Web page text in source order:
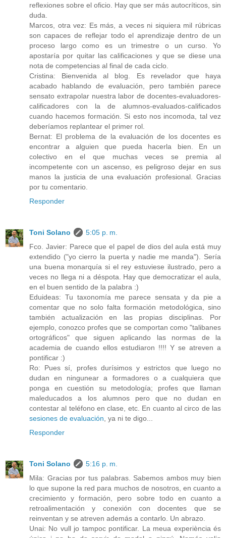
reflexiones sobre el oficio. Hay que ser más autocríticos, sin
duda.
Marcos, otra vez: Es más, a veces ni siquiera mil rúbricas
son capaces de reflejar todo el aprendizaje dentro de un
proceso largo como es un trimestre o un curso. Yo
apostaría por quitar las calificaciones y que se diese una
nota de competencias al final de cada ciclo.
Cristina: Bienvenida al blog. Es revelador que haya
acabado hablando de evaluación, pero también parece
sensato extrapolar nuestra labor de docentes-evaluadores-
calificadores con la de alumnos-evaluados-calificados
cuando hacemos formación. Si esto nos incomoda, tal vez
deberíamos replantear el primer rol.
Bernat: El problema de la evaluación de los docentes es
encontrar a alguien que pueda hacerla bien. En un
colectivo en el que muchas veces se premia al
incompetente con un ascenso, es peligroso dejar en sus
manos la justicia de una evaluación profesional. Gracias
por tu comentario.
Responder
Toni Solano
5:05 p. m.
Fco. Javier: Parece que el papel de dios del aula está muy
extendido ("yo cierro la puerta y nadie me manda"). Sería
una buena monarquía si el rey estuviese ilustrado, pero a
veces no llega ni a déspota. Hay que democratizar el aula,
en el buen sentido de la palabra :)
Eduideas: Tu taxonomía me parece sensata y da pie a
comentar que no solo falta formación metodológica, sino
también actualización en las propias disciplinas. Por
ejemplo, conozco profes que se comportan como "talibanes
ortográficos" que siguen aplicando las normas de la
academia de cuando ellos estudiaron !!!! Y se atreven a
pontificar :)
Ro: Pues sí, profes durísimos y estrictos que luego no
dudan en ningunear a formadores o a cualquiera que
ponga en cuestión su metodología; profes que llaman
maleducados a los alumnos pero que no dudan en
contestar al teléfono en clase, etc. En cuanto al circo de las
sesiones de evaluación , ya ni te digo...
Responder
Toni Solano
5:16 p. m.
Mila: Gracias por tus palabras. Sabemos ambos muy bien
lo que supone la red para muchos de nosotros, en cuanto a
crecimiento y formación, pero sobre todo en cuanto a
retroalimentación y conexión con docentes que se
reinventan y se atreven además a contarlo. Un abrazo.
Unai: No vull jo tampoc pontificar. La meua experiència és